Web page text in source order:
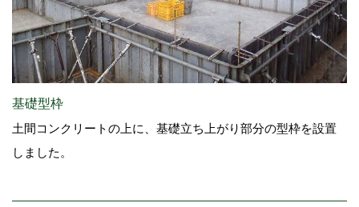
基礎型枠
土間コンクリートの上に、基礎立ち上がり部分の型枠を設置
しました。